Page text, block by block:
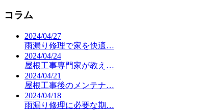
コラム
2024/04/27
雨漏り修理で家を快適…
2024/04/24
屋根工事専門家が教え…
2024/04/21
屋根工事後のメンテナ…
2024/04/18
雨漏り修理に必要な期…